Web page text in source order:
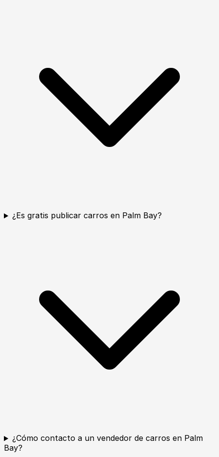
¿Es gratis publicar carros en Palm Bay?
¿Cómo contacto a un vendedor de carros en Palm
Bay?